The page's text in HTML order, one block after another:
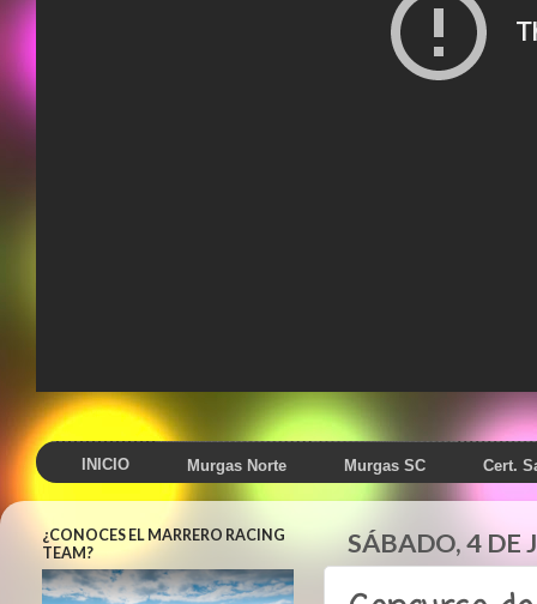
INICIO Murgas Norte Murgas SC Cert.
SÁBADO, 4 DE
¿CONOCES EL MARRERO RACING
TEAM?